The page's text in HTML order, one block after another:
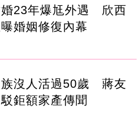
23年爆尪外遇 欣西
婚姻修復內幕
族沒人活過50歲 蔣友
鉅額家產傳聞